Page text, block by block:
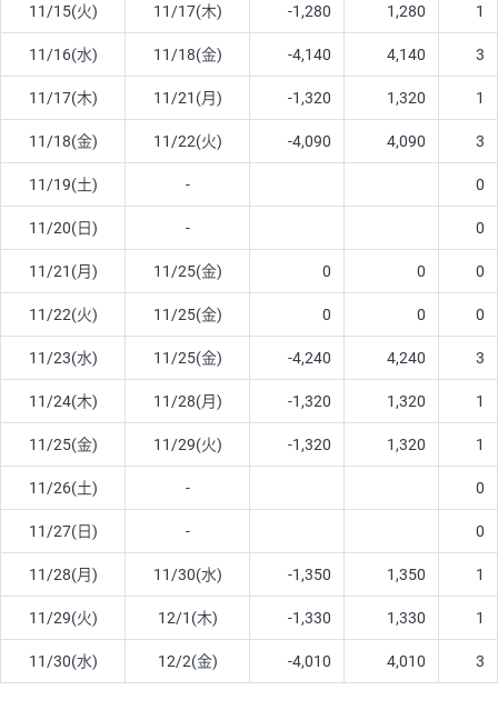
11/15(火) 11/17(木) -1,280 1,280 1
11/16(水) 11/18(金) -4,140 4,140 3
11/17(木) 11/21(月) -1,320 1,320 1
11/18(金) 11/22(火) -4,090 4,090 3
11/19(土) - 0
11/20(日) - 0
11/21(月) 11/25(金) 0 0 0
11/22(火) 11/25(金) 0 0 0
11/23(水) 11/25(金) -4,240 4,240 3
11/24(木) 11/28(月) -1,320 1,320 1
11/25(金) 11/29(火) -1,320 1,320 1
11/26(土) - 0
11/27(日) - 0
11/28(月) 11/30(水) -1,350 1,350 1
11/29(火) 12/1(木) -1,330 1,330 1
11/30(水) 12/2(金) -4,010 4,010 3